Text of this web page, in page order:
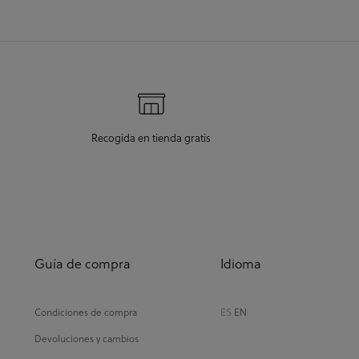
Recogida en tienda gratis
Guía de compra
Condiciones de compra
Devoluciones y cambios
Idioma
ES EN